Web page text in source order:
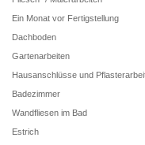
Ein Monat vor Fertigstellung
Dachboden
Gartenarbeiten
Hausanschlüsse und
Badezimmer
Wandfliesen im Bad
Estrich